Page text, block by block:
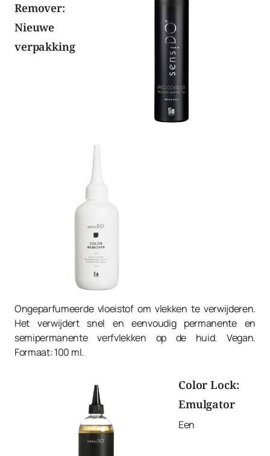
Remover:
Nieuwe
verpakking
Ongeparfumeerde vloeistof om vlekken te verwijderen.
Het verwijdert snel en eenvoudig permanente en
semipermanente verfvlekken op de huid. Vegan.
Formaat: 100 ml.
Color Lock:
Emulgator
Een